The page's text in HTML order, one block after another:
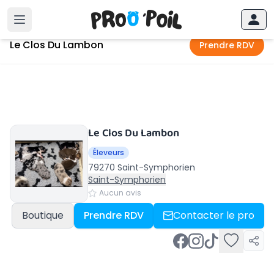
Accueil Saint-Symphorien›Le Clos Du Lambon
Le Clos Du Lambon Prendre RDV
Le Clos Du Lambon
Éleveurs
79270 Saint-Symphorien
Saint-Symphorien
Aucun avis
Boutique Prendre RDV Contacter le pro